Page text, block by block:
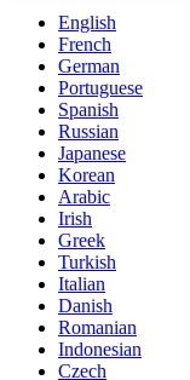
English
French
German
Portuguese
Spanish
Russian
Japanese
Korean
Arabic
Irish
Greek
Turkish
Italian
Danish
Romanian
Indonesian
Czech